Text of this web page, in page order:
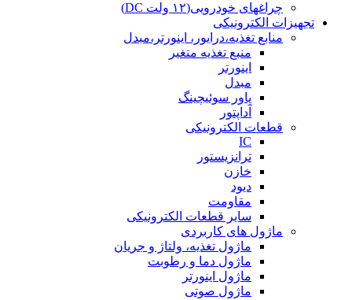
چراغهای خودرویی(۱۲ ولت DC)
تجهیزات الکترونیکی
منابع تغذیه،درایور، اینورتر،مبدل
منبع تغذیه متغیر
اینورتر
مبدل
پاور سوئیچینگ
آداپتور
قطعات الکترونیکی
IC
ترانزیستور
خازن
دیود
مقاومت
سایر قطعات الکترونیکی
ماژول های کاربردی
ماژول تغذیه، ولتاژ و جریان
ماژول دما و رطوبت
ماژول اینورتر
ماژول صوتی